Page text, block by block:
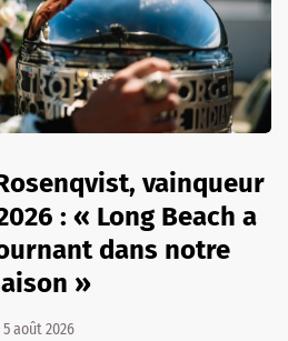
vainqueur
: « Long Beach a
dans notre
»
5 août 2026